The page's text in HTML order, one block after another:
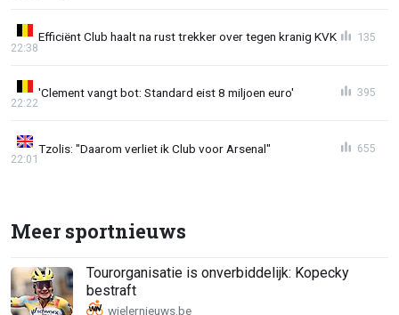
Efficiënt Club haalt na rust trekker over tegen kranig KVK
22:38
135
'Clement vangt bot: Standard eist 8 miljoen euro'
22:22
395
Tzolis: "Daarom verliet ik Club voor Arsenal"
22:01
655
Meer sportnieuws
Tourorganisatie is onverbiddelijk: Kopecky
bestraft